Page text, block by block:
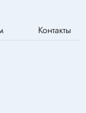
Контакты